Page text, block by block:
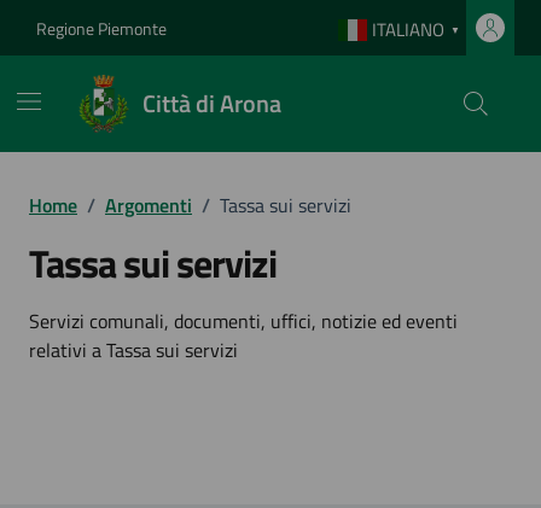
Regione Piemonte ITALIANO ▼
Città di Arona
Home / Argomenti / Tassa sui servizi
Tassa sui servizi
Dettagli dell'argomento
Servizi comunali, documenti, uffici, notizie ed eventi
relativi a Tassa sui servizi